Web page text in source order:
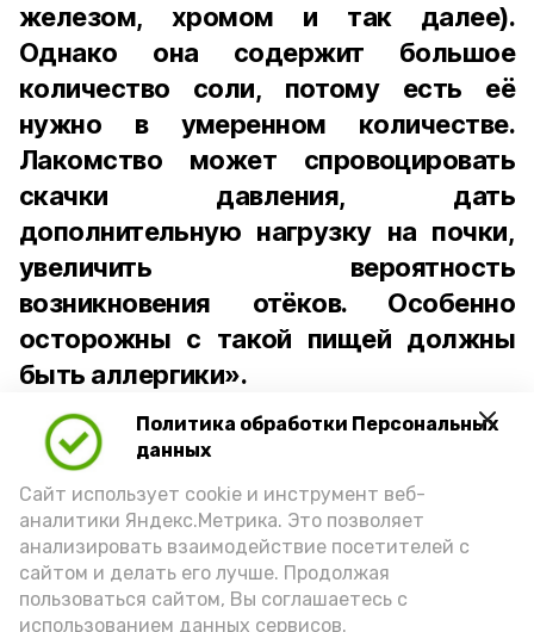
Политика обработки Персональных
данных
Сайт использует cookie и инструмент веб-
аналитики Яндекс.Метрика. Это позволяет
анализировать взаимодействие посетителей с
сайтом и делать его лучше. Продолжая
пользоваться сайтом, Вы соглашаетесь с
использованием данных сервисов.
железом, хромом и так далее).
Однако она содержит большое
количество соли, потому есть её
нужно в умеренном количестве.
Лакомство может спровоцировать
скачки давления, дать
дополнительную нагрузку на почки,
увеличить вероятность
возникновения отёков. Особенно
осторожны с такой пищей должны
быть аллергики».
Для взрослого человека безопасной
порцией икры считается 30-50 граммов
(2-3 ложки). При этом следует обратить
внимание на хлеб, с которым она
подаётся: лучше выбирать
цельнозерновой, с мукой грубого